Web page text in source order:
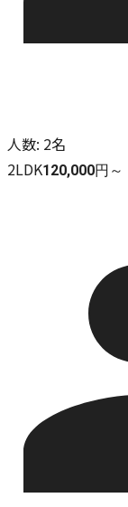
人数: 2名
2LDK120,000円～